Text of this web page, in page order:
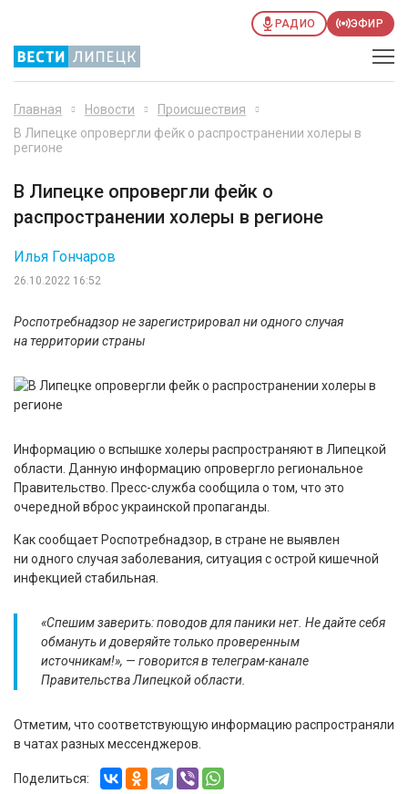
РАДИО ЭФИР
Главная Новости
Происшествия
В Липецке опровергли фейк о распространении холеры в
регионе
В Липецке опровергли фейк о
распространении холеры в регионе
26.10.2022 16:52
Илья Гончаров
Роспотребнадзор не зарегистрировал ни одного случая
на территории страны
Информацию о вспышке холеры распространяют в Липецкой
области. Данную информацию опровергло региональное
Правительство. Пресс-служба сообщила о том, что это
очередной вброс украинской пропаганды.
Как сообщает Роспотребнадзор, в стране не выявлен
ни одного случая заболевания, ситуация с острой кишечной
инфекцией стабильная.
«Спешим заверить: поводов для паники нет. Не дайте себя
обмануть и доверяйте только проверенным
источникам!», — говорится в телеграм-канале
Правительства Липецкой области.
Отметим, что соответствующую информацию распространяли
в чатах разных мессенджеров.
Поделиться: